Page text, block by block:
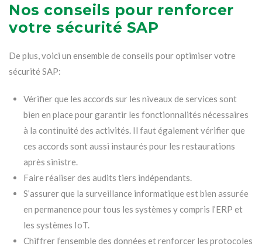
Nos conseils pour renforcer
votre sécurité SAP
De plus, voici un ensemble de conseils pour optimiser votre
sécurité SAP:
Vérifier que les accords sur les niveaux de services sont
bien en place pour garantir les fonctionnalités nécessaires
à la continuité des activités. Il faut également vérifier que
ces accords sont aussi instaurés pour les restaurations
après sinistre.
Faire réaliser des audits tiers indépendants.
S’assurer que la surveillance informatique est bien assurée
en permanence pour tous les systèmes y compris l’ERP et
les systèmes IoT.
Chiffrer l’ensemble des données et renforcer les protocoles